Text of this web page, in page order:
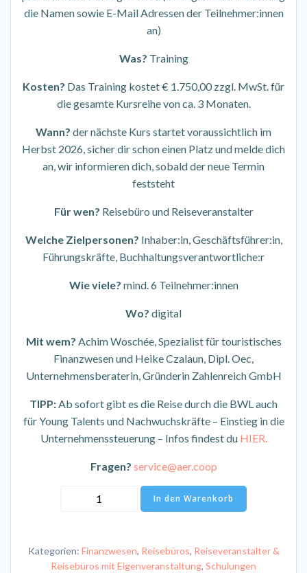
Kundenbewertungen
die Namen sowie E-Mail Adressen der Teilnehmer:innen
an)
Was? Training
Kosten? Das Training kostet € 1.750,00 zzgl. MwSt. für
die gesamte Kursreihe von ca. 3 Monaten.
Wann? der nächste Kurs startet voraussichtlich im
Herbst 2026, sicher dir schon einen Platz und melde dich
an, wir informieren dich, sobald der neue Termin
feststeht
Für wen? Reisebüro und Reiseveranstalter
Welche Zielpersonen? Inhaber:in, Geschäftsführer:in,
Führungskräfte, Buchhaltungsverantwortliche:r
Wie viele? mind. 6 Teilnehmer:innen
Wo? digital
Mit wem? Achim Woschée, Spezialist für touristisches
Finanzwesen und Heike Czalaun, Dipl. Oec,
Unternehmensberaterin, Gründerin Zahlenreich GmbH
TIPP: Ab sofort gibt es die Reise durch die BWL auch
für Young Talents und Nachwuchskräfte – Einstieg in die
Unternehmenssteuerung – Infos findest du HIER.
Fragen? service@aer.coop
3-
monatige
Grundlagen
In den Warenkorb
Kategorien: Finanzwesen, Reisebüros, Reiseveranstalter &
Reisebüros mit Eigenveranstaltung, Schulungen